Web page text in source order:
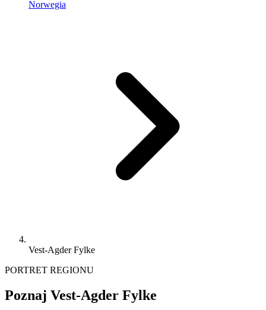
Norwegia
Vest-Agder Fylke
PORTRET REGIONU
Poznaj Vest-Agder Fylke